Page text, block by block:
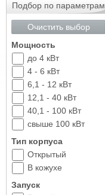
Подбор по параметрам
Очистить выбор
Мощность
до 4 кВт
4 - 6 кВт
6,1 - 12 кВт
12,1 - 40 кВт
40,1 - 100 кВт
свыше 100 кВт
Тип корпуса
Открытый
В кожухе
Запуск